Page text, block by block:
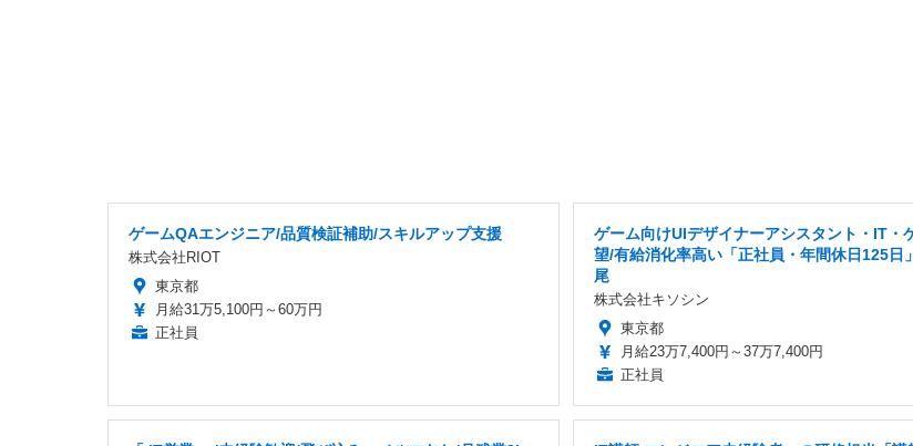
ゲームQAエンジニア/品質検証補助/スキルアップ支援
株式会社RIOT
東京都
月給31万5,100円～60万円
正社員
ゲーム向けUIデザイナーアシスタント・IT・
望/有給消化率高い「正社員・年間休日125日
尾
株式会社キソシン
東京都
月給23万7,400円～37万7,400円
正社員